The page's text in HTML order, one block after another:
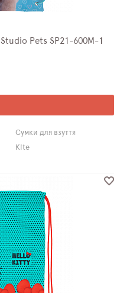
Pets SP21-600M-1
Сумки для взуття
Kite